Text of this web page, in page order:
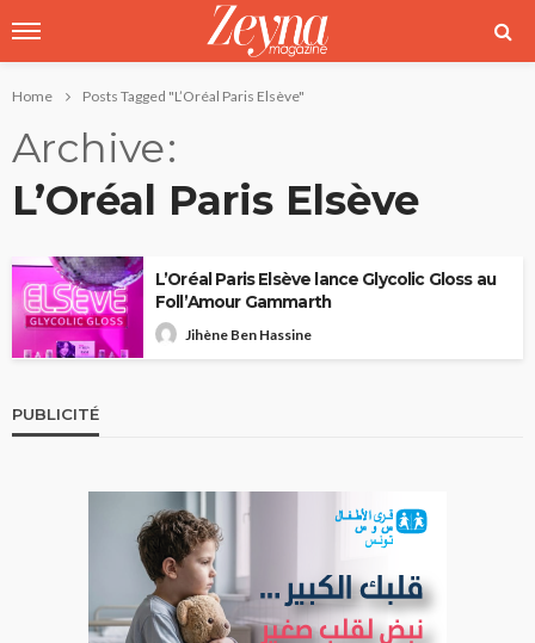
Home Posts Tagged "L’Oréal Paris Elsève"
Archive
L’Oréal Paris Elsève
L’Oréal Paris Elsève lance Glycolic Gloss au
Foll’Amour Gammarth
Jihène Ben Hassine
PUBLICITÉ